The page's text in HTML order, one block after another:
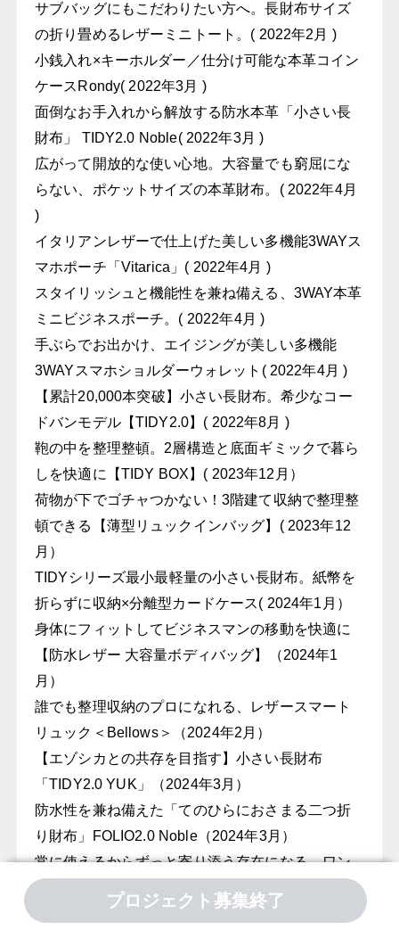
サブバッグにもこだわりたい方へ。長財布サイズ
の折り畳めるレザーミニトート。( 2022年2月 )
小銭入れ×キーホルダー／仕分け可能な本革コイン
ケースRondy( 2022年3月 )
面倒なお手入れから解放する防水本革「小さい長
財布」 TIDY2.0 Noble( 2022年3月 )
広がって開放的な使い心地。大容量でも窮屈にな
らない、ポケットサイズの本革財布。( 2022年4月
)
イタリアンレザーで仕上げた美しい多機能3WAYス
マホポーチ「Vitarica」( 2022年4月 )
スタイリッシュと機能性を兼ね備える、3WAY本革
ミニビジネスポーチ。( 2022年4月 )
手ぶらでお出かけ、エイジングが美しい多機能
3WAYスマホショルダーウォレット( 2022年4月 )
【累計20,000本突破】小さい長財布。希少なコー
ドバンモデル【TIDY2.0】( 2022年8月 )
鞄の中を整理整頓。2層構造と底面ギミックで暮ら
しを快適に【TIDY BOX】( 2023年12月）
荷物が下でゴチャつかない！3階建て収納で整理整
頓できる【薄型リュックインバッグ】( 2023年12
月）
TIDYシリーズ最小最軽量の小さい長財布。紙幣を
折らずに収納×分離型カードケース( 2024年1月）
身体にフィットしてビジネスマンの移動を快適に
【防水レザー 大容量ボディバッグ】（2024年1
月）
誰でも整理収納のプロになれる、レザースマート
リュック＜Bellows＞（2024年2月）
【エゾシカとの共存を目指す】小さい長財布
「TIDY2.0 YUK」（2024年3月）
防水性を兼ね備えた「てのひらにおさまる二つ折
り財布」FOLIO2.0 Noble（2024年3月）
常に使えるからずっと寄り添う存在になる。ワン
ショルダー3Way大容量レザーバッグ（2024年4
プロジェクト募集終了